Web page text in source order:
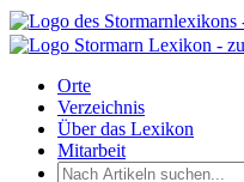
Orte
Verzeichnis
Über das Lexikon
Mitarbeit